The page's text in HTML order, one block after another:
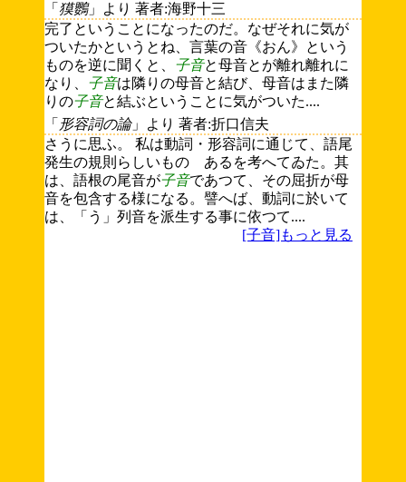
「 獏鸚」より 著者:海野十三
完了ということになったのだ。なぜそれに気が
ついたかというとね、言葉の音《おん》という
ものを逆に聞くと、 子音と母音とが離れ離れに
なり、 子音は隣りの母音と結び、母音はまた隣
りの子音と結ぶということに気がついた....
「 形容詞の論」より 著者:折口信夫
さうに思ふ。 私は動詞・形容詞に通じて、語尾
発生の規則らしいものゝあるを考へてゐた。其
は、語根の尾音が子音であつて、その屈折が母
音を包含する様になる。譬へば、動詞に於いて
は、「う」列音を派生する事に依つて....
[子音]もっと見る